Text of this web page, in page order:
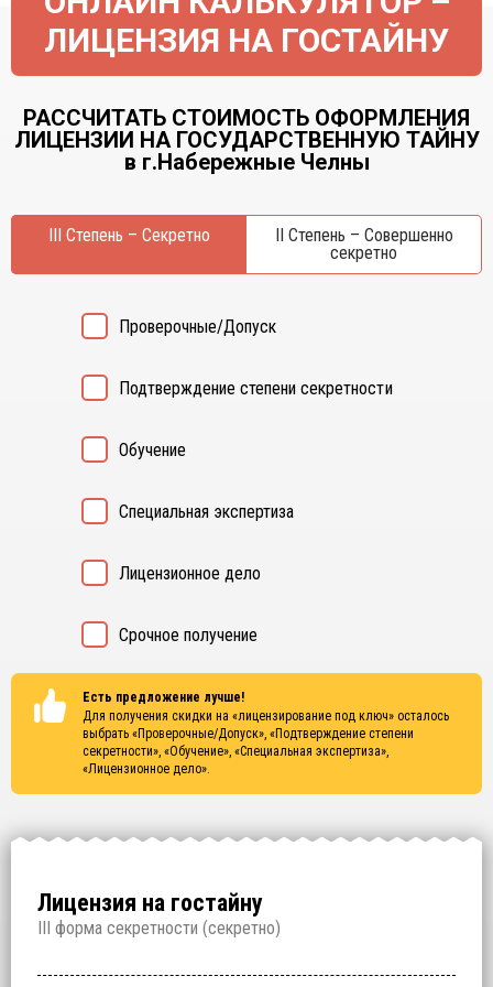
Курган
Курск
Л
Липецк
М
Мурманск
Н
Нижний Новгород
Новокузнецк
Х
Хабаровск
Чебоксары
Челябинск
Я
Ярославль
ЛИЦЕНЗИЯ НА ГОСТАЙНУ
РАССЧИТАТЬ СТОИМОСТЬ ОФОРМЛЕНИЯ
ЛИЦЕНЗИИ НА ГОСУДАРСТВЕННУЮ ТАЙНУ
в г.Набережные Челны
III Степень – Секретно
II Степень – Совершенно
секретно
Проверочные/Допуск
Подтверждение степени секретности
Обучение
Специальная экспертиза
Лицензионное дело
Срочное получение
Есть предложение лучше!
Для получения скидки на «лицензирование под ключ» осталось
выбрать «Проверочные/Допуск», «Подтверждение степени
секретности», «Обучение», «Специальная экспертиза»,
«Лицензионное дело».
Лицензия на гостайну
III форма секретности (секретно)
Проверочные/Допуск
150 000 ₽
Подтверждение степени секретности 1 000 000 ₽
Обучение 60 000 ₽
Специальная экспертиза 200 000 ₽
Лицензионное дело 250 000 ₽
Срочное получение 700 000 ₽